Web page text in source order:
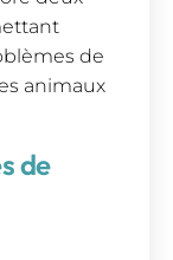
de
animaux
de